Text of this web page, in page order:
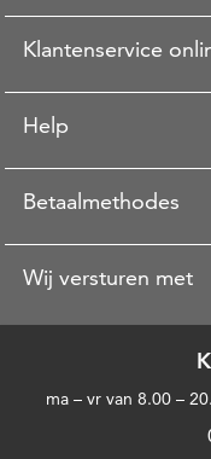
Klantenservice
Help
Betaalmethodes
Wij versturen met
ma – vr van 8.00 –